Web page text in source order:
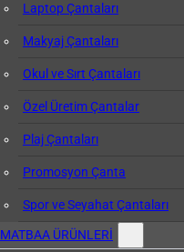
Laptop Çantaları
Makyaj Çantaları
Okul ve Sırt Çantaları
Özel Üretim Çantalar
Plaj Çantaları
Promosyon Çanta
Spor ve Seyahat Çantaları
MATBAA ÜRÜNLERİ